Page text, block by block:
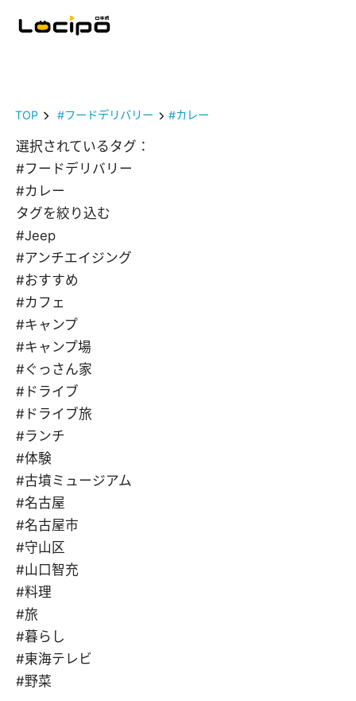
TOP #フードデリバリー #カレー
選択されているタグ：
#フードデリバリー
#カレー
タグを絞り込む
#Jeep
#アンチエイジング
#おすすめ
#カフェ
#キャンプ
#キャンプ場
#ぐっさん家
#ドライブ
#ドライブ旅
#ランチ
#体験
#古墳ミュージアム
#名古屋
#名古屋市
#守山区
#山口智充
#料理
#旅
#暮らし
#東海テレビ
#野菜